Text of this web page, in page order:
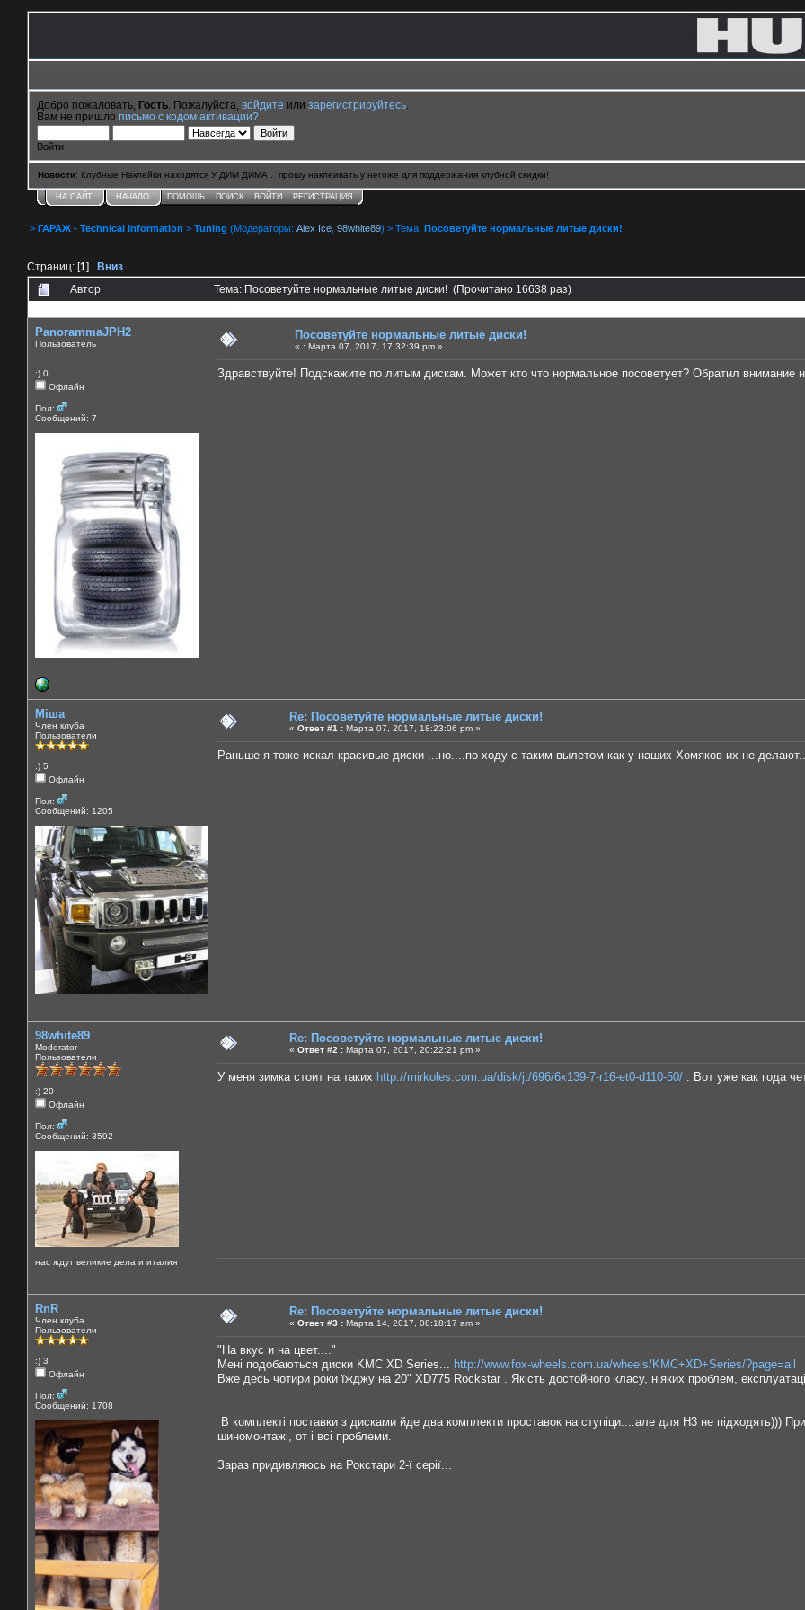
Добро пожаловать, Гость . Пожалуйста, войдите или зарегистрируйтесь
Вам не пришло письмо с кодом активации?
Войти
Новости: Клубные Наклейки находятся У ДИМ ДИМА . прошу наклеивать у негоже для поддержания клубной скидки!
НА САЙТ НАЧАЛО ПОМОЩЬ ПОИСК ВОЙТИ РЕГИСТРАЦИЯ
> ГАРАЖ - Technical Information > Tuning (Модераторы: Alex Ice 98white89) > Тема: Посоветуйте нормальные литые диски!
Страниц: [1] Вниз
Автор Тема: Посоветуйте нормальные литые диски! (Прочитано 16638 раз)
PanorammaJPH2
Пользователь
:) 0
Офлайн
Пол:
Сообщений: 7
Посоветуйте нормальные литые диски!
« : Марта 07, 2017, 17:32:39 pm »
Здравствуйте! Подскажите по литым дискам. Может кто что нормальное посоветует? Обратил внимание
Міша
Член клуба
Пользователи
:) 5
Офлайн
Пол:
Сообщений: 1205
Re: Посоветуйте нормальные литые диски!
« Ответ #1 : Марта 07, 2017, 18:23:06 pm »
Раньше я тоже искал красивые диски ...но....по ходу с таким вылетом как у наших Хомяков их не
98white89
Moderator
Пользователи
:) 20
Офлайн
Пол:
Сообщений: 3592
нас ждут великие дела и италия
Re: Посоветуйте нормальные литые диски!
« Ответ #2 : Марта 07, 2017, 20:22:21 pm »
У меня зимка стоит на таких http://mirkoles.com.ua/disk/jt/696/6x139-7-r16-et0-d110-50/ . Вот уже как года
RnR
Член клуба
Пользователи
:) 3
Офлайн
Пол:
Сообщений: 1708
Re: Посоветуйте нормальные литые диски!
« Ответ #3 : Марта 14, 2017, 08:18:17 am »
"На вкус и на цвет...."
Мені подобаються диски KMC XD Series... http://www.fox-wheels.com.ua/wheels/KMC+XD+Series/?page=all
Вже десь чотири роки їжджу на 20" XD775 Rockstar . Якість достойного класу, ніяких проблем,
В комплекті поставки з дисками йде два комплекти проставок на ступіци....але для Н3 не підходять)))
шиномонтажі, от і всі проблеми.
Зараз придивляюсь на Рокстари 2-ї серії...